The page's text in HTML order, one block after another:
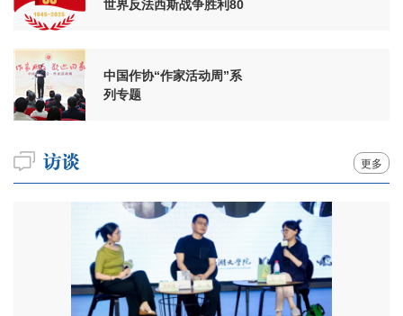
世界反法西斯战争胜利80
中国作协“作家活动周”系
列专题
更多